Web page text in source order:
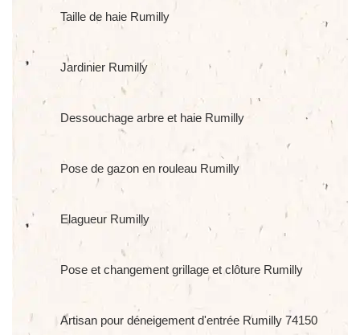
Taille de haie Rumilly
Jardinier Rumilly
Dessouchage arbre et haie Rumilly
Pose de gazon en rouleau Rumilly
Elagueur Rumilly
Pose et changement grillage et clôture Rumilly
Artisan pour déneigement d'entrée Rumilly 74150